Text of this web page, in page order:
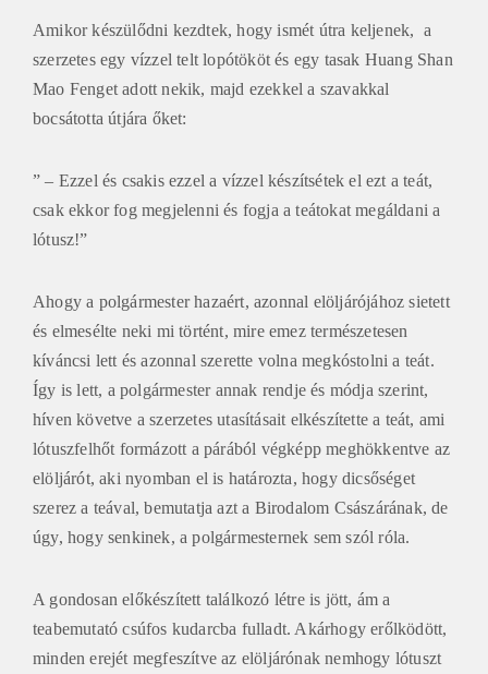
Amikor készülődni kezdtek, hogy ismét útra keljenek, a
szerzetes egy vízzel telt lopótököt és egy tasak Huang Shan
Mao Fenget adott nekik, majd ezekkel a szavakkal
bocsátotta útjára őket:
” – Ezzel és csakis ezzel a vízzel készítsétek el ezt a teát,
csak ekkor fog megjelenni és fogja a teátokat megáldani a
lótusz!”
Ahogy a polgármester hazaért, azonnal elöljárójához sietett
és elmesélte neki mi történt, mire emez természetesen
kíváncsi lett és azonnal szerette volna megkóstolni a teát.
Így is lett, a polgármester annak rendje és módja szerint,
híven követve a szerzetes utasításait elkészítette a teát, ami
lótuszfelhőt formázott a párából végképp meghökkentve az
elöljárót, aki nyomban el is határozta, hogy dicsőséget
szerez a teával, bemutatja azt a Birodalom Császárának, de
úgy, hogy senkinek, a polgármesternek sem szól róla.
A gondosan előkészített találkozó létre is jött, ám a
teabemutató csúfos kudarcba fulladt. Akárhogy erőlködött,
minden erejét megfeszítve az elöljárónak nemhogy lótuszt